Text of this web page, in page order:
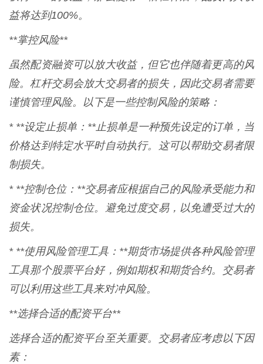
益将达到100%。
**掌控风险**
虽然配资融资可以放大收益，但它也伴随着更高的风
险。杠杆交易会放大交易者的损失，因此交易者需要
谨慎管理风险。以下是一些控制风险的策略：
* **设定止损单：**止损单是一种预先设定的订单，当
价格达到特定水平时自动执行。这可以帮助交易者限
制损失。
* **控制仓位：**交易者应根据自己的风险承受能力和
资金状况控制仓位。避免过度交易，以免遭受过大的
损失。
* **使用风险管理工具：**期货市场提供各种风险管理
工具那个股票平台好，例如期权和期货合约。交易者
可以利用这些工具来对冲风险。
**选择合适的配资平台**
选择合适的配资平台至关重要。交易者应考虑以下因
素：